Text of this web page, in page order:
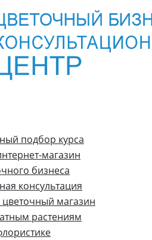
подбор курса
магазин
бизнеса
консультация
цветочный магазин
растениям